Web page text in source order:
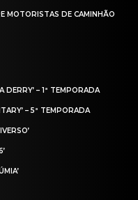
MOTORISTAS DE CAMINHÃO
DERRY’ – 1ª TEMPORADA
– 5ª TEMPORADA